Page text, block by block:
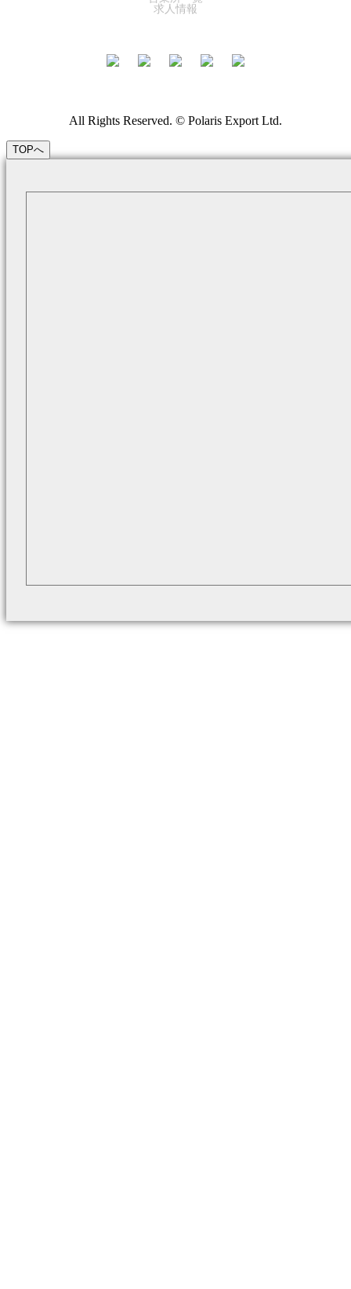
求人情報
All Rights Reserved. © Polaris Export Ltd.
TOPへ